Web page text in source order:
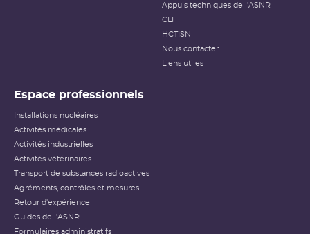
Appuis techniques de l'ASNR
CLI
HCTISN
Nous contacter
Liens utiles
Espace professionnels
Installations nucléaires
Activités médicales
Activités industrielles
Activités vétérinaires
Transport de substances radioactives
Agréments, contrôles et mesures
Retour d'expérience
Guides de l'ASNR
Formulaires administratifs